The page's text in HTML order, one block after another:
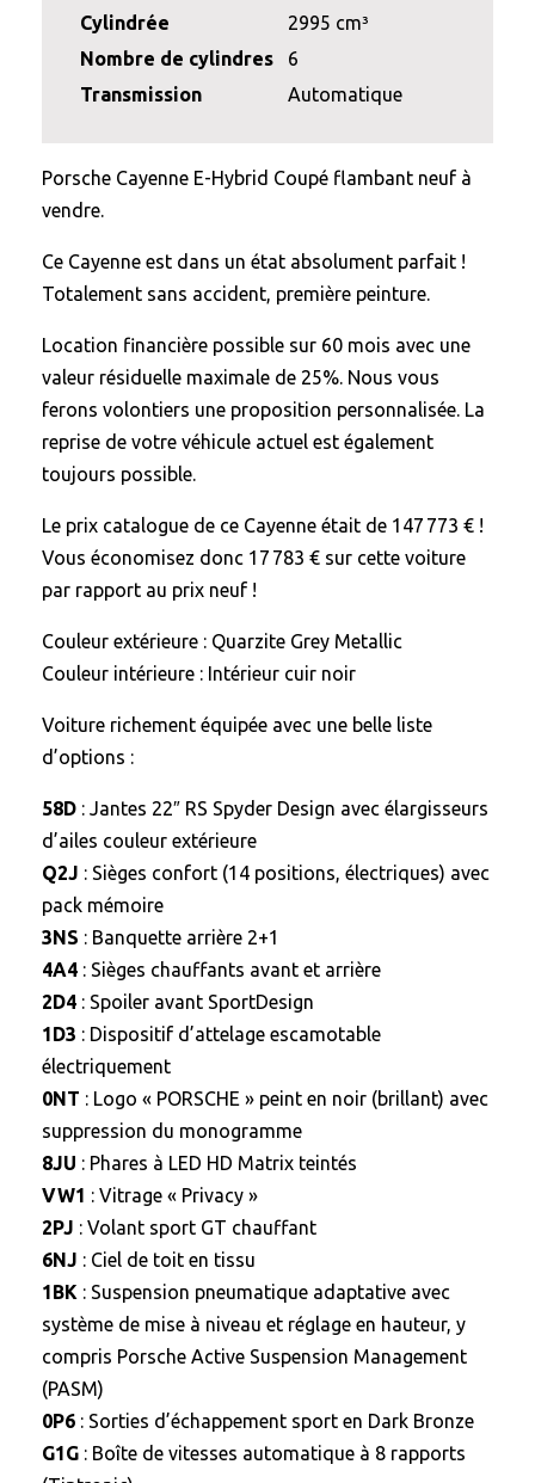
Cylindrée
2995 cm³
Nombre de cylindres
6
Transmission
Automatique
Porsche Cayenne E-Hybrid Coupé flambant neuf à
vendre.
Ce Cayenne est dans un état absolument parfait !
Totalement sans accident, première peinture.
Location financière possible sur 60 mois avec une
valeur résiduelle maximale de 25%. Nous vous
ferons volontiers une proposition personnalisée. La
reprise de votre véhicule actuel est également
toujours possible.
Le prix catalogue de ce Cayenne était de 147 773 € !
Vous économisez donc 17 783 € sur cette voiture
par rapport au prix neuf !
Couleur extérieure : Quarzite Grey Metallic
Couleur intérieure : Intérieur cuir noir
Voiture richement équipée avec une belle liste
d’options :
58D : Jantes 22″ RS Spyder Design avec élargisseurs
d’ailes couleur extérieure
Q2J : Sièges confort (14 positions, électriques) avec
pack mémoire
3NS : Banquette arrière 2+1
4A4 : Sièges chauffants avant et arrière
2D4 : Spoiler avant SportDesign
1D3 : Dispositif d’attelage escamotable
électriquement
0NT : Logo « PORSCHE » peint en noir (brillant) avec
suppression du monogramme
8JU : Phares à LED HD Matrix teintés
VW1 : Vitrage « Privacy »
2PJ : Volant sport GT chauffant
6NJ : Ciel de toit en tissu
1BK : Suspension pneumatique adaptative avec
système de mise à niveau et réglage en hauteur, y
compris Porsche Active Suspension Management
(PASM)
0P6 : Sorties d’échappement sport en Dark Bronze
G1G : Boîte de vitesses automatique à 8 rapports